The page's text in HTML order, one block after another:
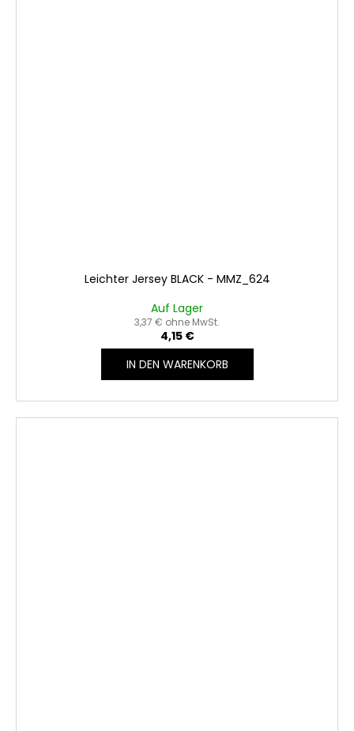
Leichter Jersey BLACK - MMZ_624
Auf Lager
3,37 € ohne MwSt.
4,15 €
IN DEN WARENKORB